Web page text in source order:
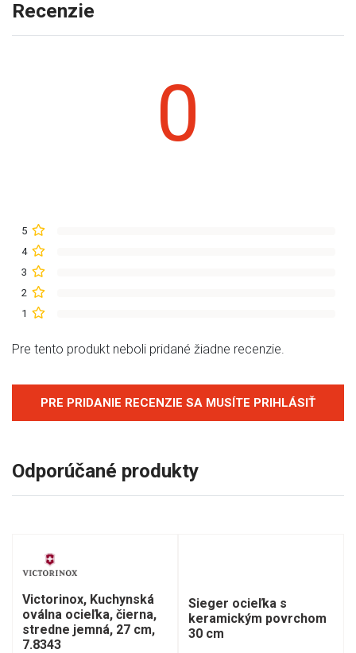
Recenzie
0
5
4
3
2
1
Pre tento produkt neboli pridané žiadne recenzie.
PRE PRIDANIE RECENZIE SA MUSÍTE PRIHLÁSIŤ
Odporúčané produkty
Victorinox, Kuchynská
oválna ocieľka, čierna,
stredne jemná, 27 cm,
7.8343
Sieger ocieľka s
keramickým povrchom
30 cm